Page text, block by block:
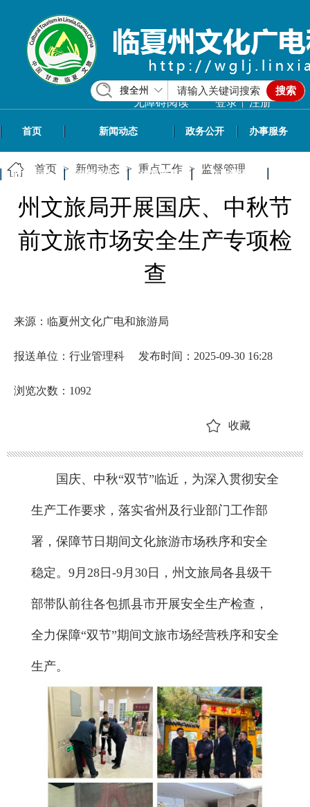
无障碍阅读 登录 | 注册
搜全州 搜索
首页 新闻动态 政务公开 办事服务
政民互动 专题专栏 信息共享 文旅资讯
首页 > 新闻动态 > 重点工作 > 监督管理
州文旅局开展国庆、中秋节
前文旅市场安全生产专项检
查
来源：临夏州文化广电和旅游局
报送单位：行业管理科 发布时间：2025-09-30 16:28
浏览次数： 1092
收藏
国庆、中秋“双节”临近，为深入贯彻安全
生产工作要求，落实省州及行业部门工作部
署，保障节日期间文化旅游市场秩序和安全
稳定。9月28日-9月30日，州文旅局各县级干
部带队前往各包抓县市开展安全生产检查，
全力保障“双节”期间文旅市场经营秩序和安全
生产。